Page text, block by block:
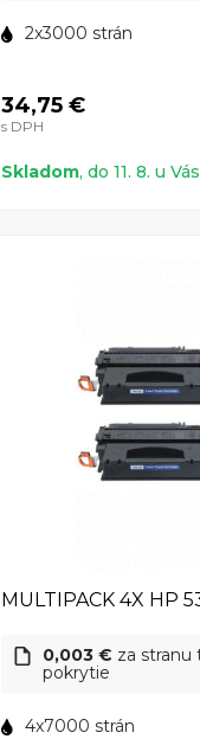
2x3000 strán
34,75 €
s DPH
Skladom, do 11. 8. u Vás
MULTIPACK 4X HP
0,003 € za stranu
pokrytie
4x7000 strán